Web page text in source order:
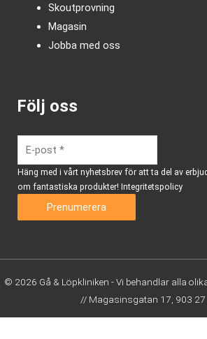
Skoutprovning
Magasin
Jobba med oss
Följ oss
Häng med i vårt nyhetsbrev för att ta del av
om fantastiska produkter! Integritetspolicy
© 2026 Gå & Löpkliniken - Vi behandlar alla
// Magasinsgatan 17, 903 27